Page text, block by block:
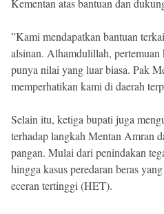
Kementan atas bantuan dan
”Kami mendapatkan bantuan
alsinan. Alhamdulillah, pertemuan
punya nilai yang luar biasa. Pak
memperhatikan kami di daerah
Selain itu, ketiga bupati juga
terhadap langkah Mentan Amran
pangan. Mulai dari penindakan
hingga kasus peredaran beras
eceran tertinggi (HET).